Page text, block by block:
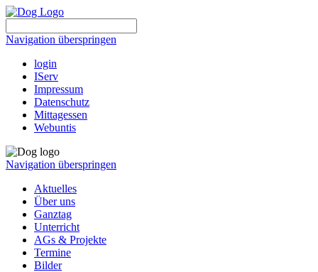
Navigation überspringen
login
IServ
Impressum
Datenschutz
Mittagessen
Webuntis
Navigation überspringen
Aktuelles
Über uns
Ganztag
Unterricht
AGs & Projekte
Termine
Bilder